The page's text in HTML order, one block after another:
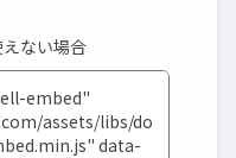
えない場合